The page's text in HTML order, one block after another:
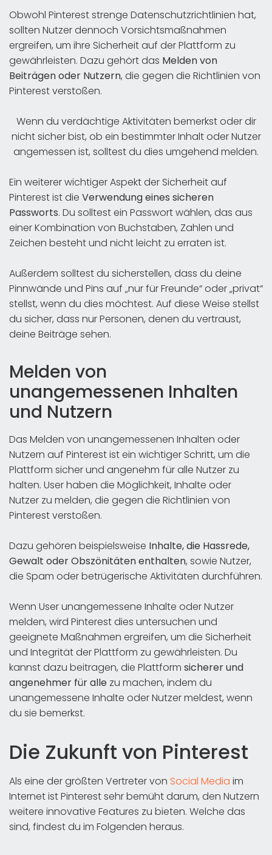
Obwohl Pinterest strenge Datenschutzrichtlinien hat,
sollten Nutzer dennoch Vorsichtsmaßnahmen
ergreifen, um ihre Sicherheit auf der Plattform zu
gewährleisten. Dazu gehört das Melden von
Beiträgen oder Nutzern, die gegen die Richtlinien von
Pinterest verstoßen.
Wenn du verdächtige Aktivitäten bemerkst oder dir
nicht sicher bist, ob ein bestimmter Inhalt oder Nutzer
angemessen ist, solltest du dies umgehend melden.
Ein weiterer wichtiger Aspekt der Sicherheit auf
Pinterest ist die Verwendung eines sicheren
Passworts. Du solltest ein Passwort wählen, das aus
einer Kombination von Buchstaben, Zahlen und
Zeichen besteht und nicht leicht zu erraten ist.
Außerdem solltest du sicherstellen, dass du deine
Pinnwände und Pins auf „nur für Freunde“ oder „privat“
stellst, wenn du dies möchtest. Auf diese Weise stellst
du sicher, dass nur Personen, denen du vertraust,
deine Beiträge sehen.
Melden von
unangemessenen Inhalten
und Nutzern
Das Melden von unangemessenen Inhalten oder
Nutzern auf Pinterest ist ein wichtiger Schritt, um die
Plattform sicher und angenehm für alle Nutzer zu
halten. User haben die Möglichkeit, Inhalte oder
Nutzer zu melden, die gegen die Richtlinien von
Pinterest verstoßen.
Dazu gehören beispielsweise Inhalte, die Hassrede,
Gewalt oder Obszönitäten enthalten, sowie Nutzer,
die Spam oder betrügerische Aktivitäten durchführen.
Wenn User unangemessene Inhalte oder Nutzer
melden, wird Pinterest dies untersuchen und
geeignete Maßnahmen ergreifen, um die Sicherheit
und Integrität der Plattform zu gewährleisten. Du
kannst dazu beitragen, die Plattform sicherer und
angenehmer für alle zu machen, indem du
unangemessene Inhalte oder Nutzer meldest, wenn
du sie bemerkst.
Die Zukunft von Pinterest
Als eine der größten Vertreter von Social Media im
Internet ist Pinterest sehr bemüht darum, den Nutzern
weitere innovative Features zu bieten. Welche das
sind, findest du im Folgenden heraus.